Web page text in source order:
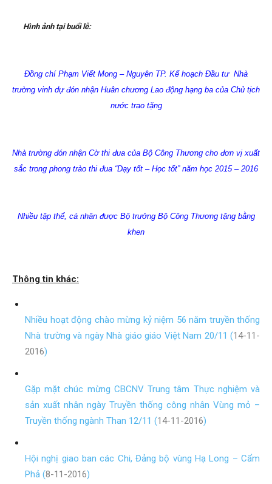
Hình ảnh tại buổi lễ:
Đồng chí Phạm Viết Mong – Nguyên TP. Kế hoạch Đầu tư Nhà
trường vinh dự đón nhận Huân chương Lao động hạng ba của Chủ tịch
nước trao tặng
Nhà trường đón nhận Cờ thi đua của Bộ Công Thương cho đơn vị xuất
sắc trong phong trào thi đua “Dạy tốt – Học tốt” năm học 2015 – 2016
Nhiều tập thể, cá nhân được Bộ trưởng Bộ Công Thương tặng bằng
khen
Thông tin khác:
Nhiều hoạt động chào mừng kỷ niệm 56 năm truyền thống
Nhà trường và ngày Nhà giáo giáo Việt Nam 20/11 (14-11-
2016)
Gặp mặt chúc mừng CBCNV Trung tâm Thực nghiệm và
sản xuất nhân ngày Truyền thống công nhân Vùng mỏ –
Truyền thống ngành Than 12/11 (14-11-2016)
Hội nghị giao ban các Chi, Đảng bộ vùng Hạ Long – Cẩm
Phả (8-11-2016)